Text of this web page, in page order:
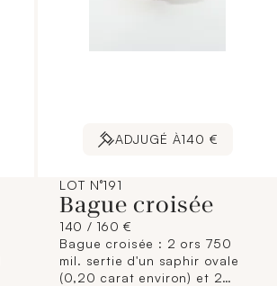
ADJUGÉ À140 €
LOT N°191
Bague croisée
140 / 160 €
Bague croisée : 2 ors 750
mil. sertie d'un saphir ovale
(0,20 carat environ) et 2